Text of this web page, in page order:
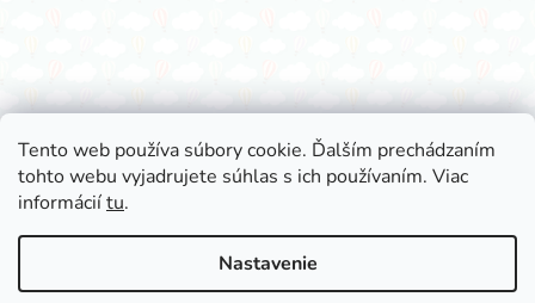
Tento web používa súbory cookie. Ďalším prechádzaním
tohto webu vyjadrujete súhlas s ich používaním. Viac
informáciítu.
Nastavenie
vyhradené.